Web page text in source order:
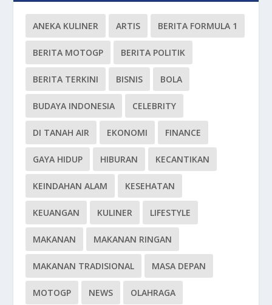
ANEKA KULINER ARTIS BERITA FORMULA 1
BERITA MOTOGP BERITA POLITIK
BERITA TERKINI BISNIS BOLA
BUDAYA INDONESIA CELEBRITY
DI TANAH AIR EKONOMI FINANCE
GAYA HIDUP HIBURAN KECANTIKAN
KEINDAHAN ALAM KESEHATAN
KEUANGAN KULINER LIFESTYLE
MAKANAN MAKANAN RINGAN
MAKANAN TRADISIONAL MASA DEPAN
MOTOGP NEWS OLAHRAGA